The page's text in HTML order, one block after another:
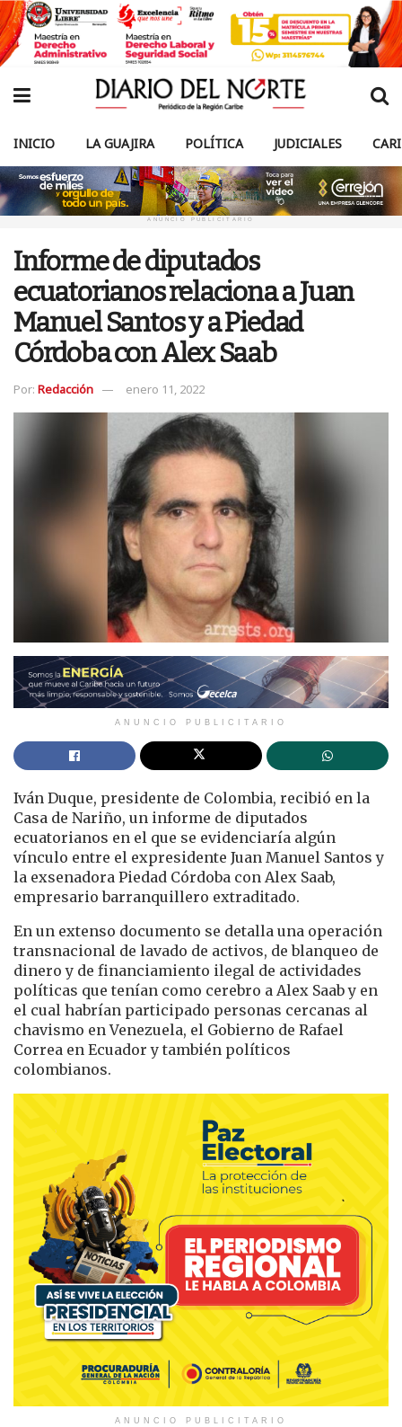
INICIO LA GUAJIRA POLÍTICA JUDICIALES
ANUNCIO PUBLICITARIO
Informe de diputados
ecuatorianos relaciona a Juan
Manuel Santos y a Piedad
Córdoba con Alex Saab
Por: Redacción enero 11, 2022
ANUNCIO PUBLICITARIO
Iván Duque, presidente de Colombia, recibió en la
Casa de Nariño, un informe de diputados
ecuatorianos en el que se evidenciaría algún
vínculo entre el expresidente Juan Manuel Santos y
la exsenadora Piedad Córdoba con Alex Saab,
empresario barranquillero extraditado.
En un extenso documento se detalla una operación
transnacional de lavado de activos, de blanqueo de
dinero y de financiamiento ilegal de actividades
políticas que tenían como cerebro a Alex Saab y en
el cual habrían participado personas cercanas al
chavismo en Venezuela, el Gobierno de Rafael
Correa en Ecuador y también políticos
colombianos.
ANUNCIO PUBLICITARIO